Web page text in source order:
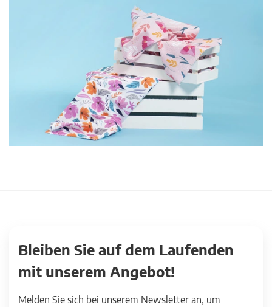
Bleiben Sie auf dem Laufenden
mit unserem Angebot!
Melden Sie sich bei unserem Newsletter an, um